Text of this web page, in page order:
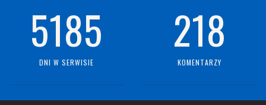
5185
DNI W SERWISIE
218
KOMENTARZY